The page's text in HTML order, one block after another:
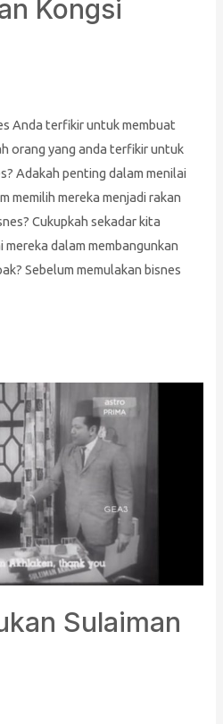
Kongsi
Anda terfikir untuk membuat
orang yang anda terfikir untuk
Adakah penting dalam menilai
memilih mereka menjadi rakan
Cukupkah sekadar kita
mereka dalam membangunkan
Sebelum memulakan bisnes
Sulaiman